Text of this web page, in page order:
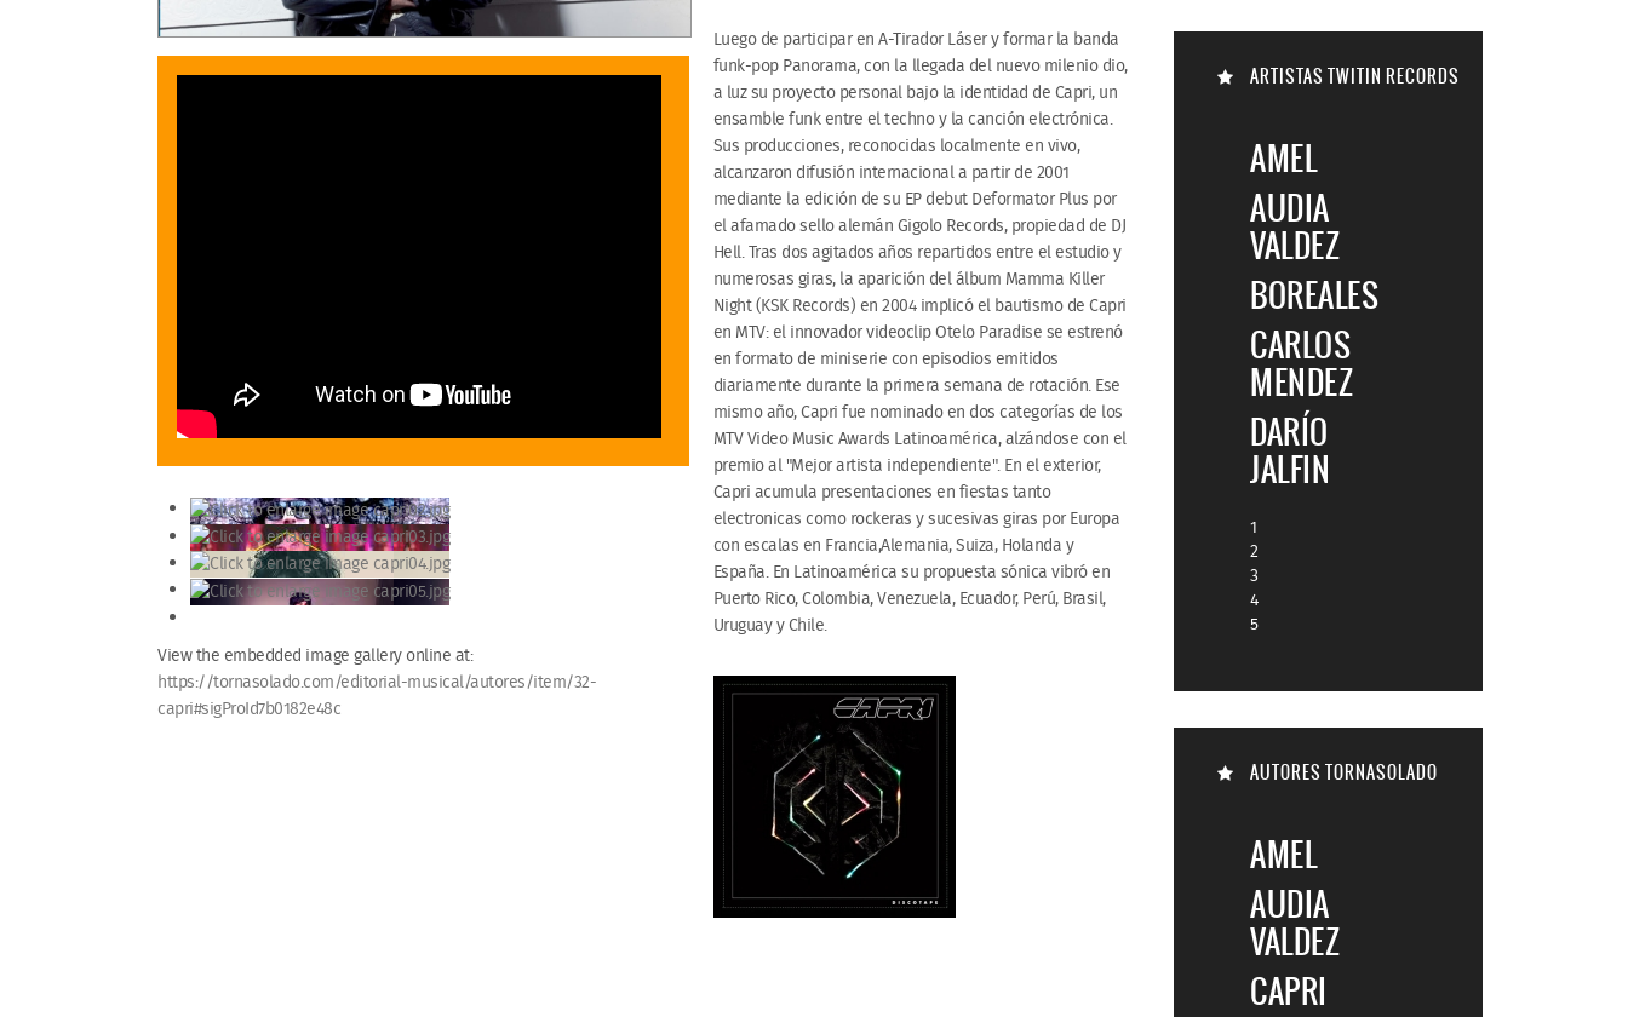
View the embedded image gallery online at:
https://tornasolado.com/editorial-musical/autores/item/32-
capri#sigProId7b0182e48c
Luego de participar en A-Tirador Láser y formar la banda
funk-pop Panorama, con la llegada del nuevo milenio dio,
a luz su proyecto personal bajo la identidad de Capri, un
ensamble funk entre el techno y la canción electrónica.
Sus producciones, reconocidas localmente en vivo,
alcanzaron difusión internacional a partir de 2001
mediante la edición de su EP debut Deformator Plus por
el afamado sello alemán Gigolo Records, propiedad de DJ
Hell. Tras dos agitados años repartidos entre el estudio y
numerosas giras, la aparición del álbum Mamma Killer
Night (KSK Records) en 2004 implicó el bautismo de Capri
en MTV: el innovador videoclip Otelo Paradise se estrenó
en formato de miniserie con episodios emitidos
diariamente durante la primera semana de rotación. Ese
mismo año, Capri fue nominado en dos categorías de los
MTV Video Music Awards Latinoamérica, alzándose con el
premio al "Mejor artista independiente". En el exterior,
Capri acumula presentaciones en fiestas tanto
electronicas como rockeras y sucesivas giras por Europa
con escalas en Francia,Alemania, Suiza, Holanda y
España. En Latinoamérica su propuesta sónica vibró en
Puerto Rico, Colombia, Venezuela, Ecuador, Perú, Brasil,
Uruguay y Chile.


ARTISTAS TWITIN RECORDS
AMEL
AUDIA
VALDEZ
BOREALES
CARLOS
MENDEZ
DARÍO
JALFIN
1
2
3
4
5
AUTORES TORNASOLADO
AMEL
AUDIA
VALDEZ
CAPRI